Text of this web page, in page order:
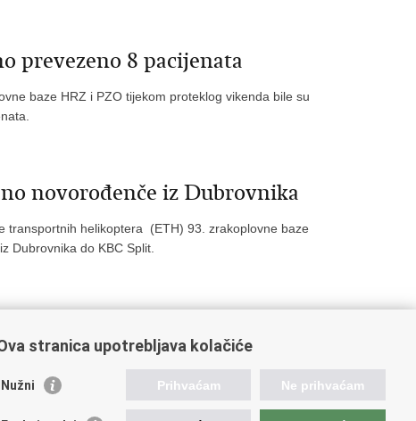
prevezeno 8 pacijenata
baze HRZ i PZO tijekom proteklog vikenda bile su
novorođenče iz Dubrovnika
transportnih helikoptera (ETH) 93. zrakoplovne baze
Dubrovnika do KBC Split.
1147 1148 1149 1150
1151
stranica upotrebljava kolačiće
Nužni Prihvaćam Ne prihvaćam